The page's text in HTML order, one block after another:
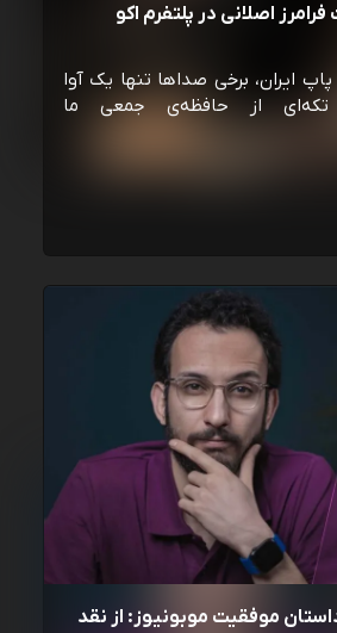
اصلانی در پلتفرم اکو
ایران، برخی صداها تنها یک آوا
تکه‌ای از حافظه‌ی جمعی ما
موفقیت موبونیوز: از نقد